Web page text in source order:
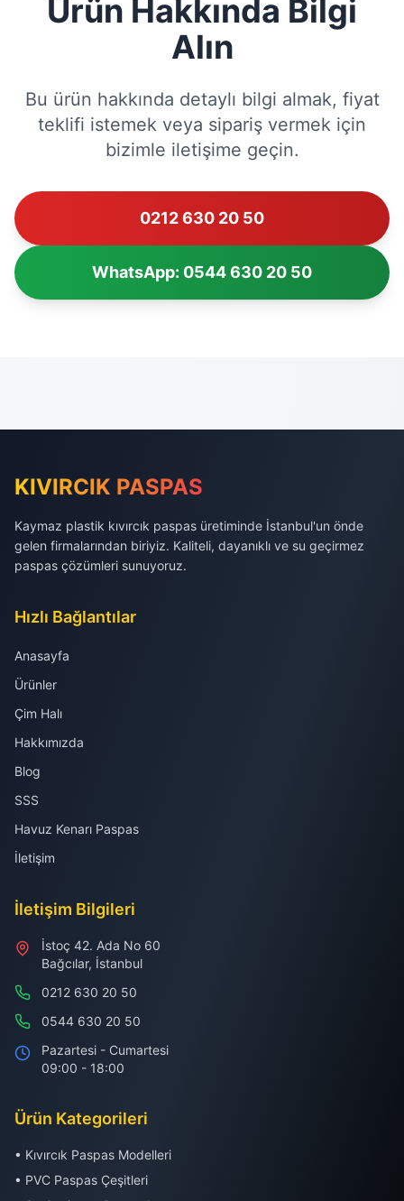
Ürün Hakkında Bilgi
Alın
Bu ürün hakkında detaylı bilgi almak, fiyat
teklifi istemek veya sipariş vermek için
bizimle iletişime geçin.
0212 630 20 50
WhatsApp: 0544 630 20 50
KIVIRCIK PASPAS
Kaymaz plastik kıvırcık paspas üretiminde İstanbul'un önde
gelen firmalarından biriyiz. Kaliteli, dayanıklı ve su geçirmez
paspas çözümleri sunuyoruz.
Hızlı Bağlantılar
Anasayfa
Ürünler
Çim Halı
Hakkımızda
Blog
SSS
Havuz Kenarı Paspas
İletişim
İletişim Bilgileri
İstoç 42. Ada No 60
Bağcılar, İstanbul
0212 630 20 50
0544 630 20 50
Pazartesi - Cumartesi
09:00 - 18:00
Ürün Kategorileri
• Kıvırcık Paspas Modelleri
• PVC Paspas Çeşitleri